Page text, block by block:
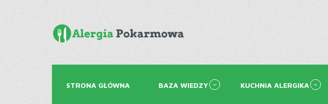
STRONA GŁÓWNA BAZA WIEDZY KUCHNIA ALERGIKA